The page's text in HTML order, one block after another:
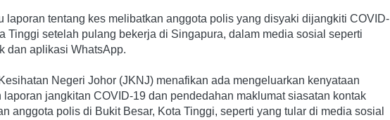
laporan tentang kes melibatkan anggota polis yang disyaki dijangkiti COVID-
Tinggi setelah pulang bekerja di Singapura, dalam media sosial seperti
dan aplikasi WhatsApp.
Negeri Johor (JKNJ) menafikan ada mengeluarkan kenyataan
laporan jangkitan COVID-19 dan pendedahan maklumat siasatan kontak
anggota polis di Bukit Besar, Kota Tinggi, seperti yang tular di media sosial